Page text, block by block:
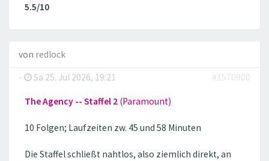
5.5/10
von redlock
-
Sa 25. Jul 2026, 19:21 #1570900
The Agency -- Staffel 2 (Paramount)
10 Folgen; Laufzeiten zw. 45 und 58 Minuten
Die Staffel schließt nahtlos, also ziemlich direkt, an